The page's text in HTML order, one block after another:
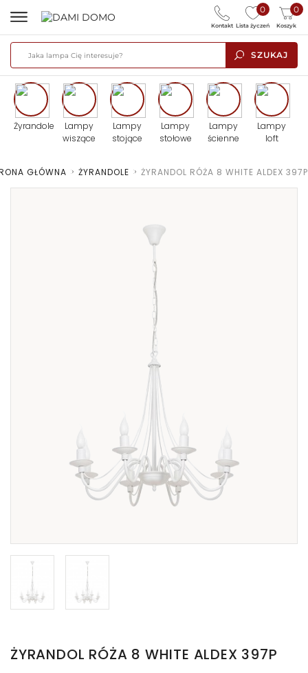
SZUKAJ
0
Lista życzeń
0
Koszyk
Kontakt
Żyrandole
Lampy
wiszące
Lampy
stojące
Lampy
stołowe
Lampy
ścienne
Lampy
loft
GŁÓWNA > ŻYRANDOLE > ŻYRANDOL RÓŻA 8 WHITE ALDEX 397P
ŻYRANDOL RÓŻA 8 WHITE ALDEX 397P